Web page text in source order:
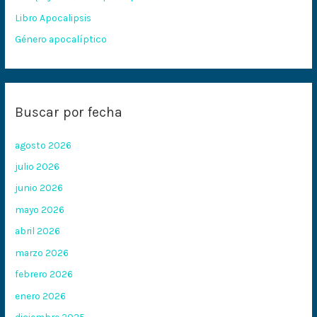
:Libro Apocalipsis
Género apocalíptico
Buscar por fecha
agosto 2026
julio 2026
junio 2026
mayo 2026
abril 2026
marzo 2026
febrero 2026
enero 2026